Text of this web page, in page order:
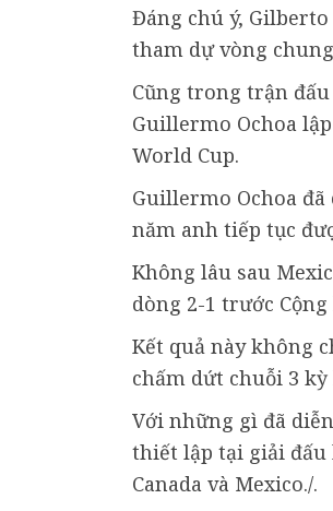
Đáng chú ý,
tham dự vòng
Cũng trong trận
Guillermo Ochoa
World Cup.
Guillermo Ochoa đã
năm anh tiếp tục
Không lâu sau
dòng 2-1 trước
Kết quả này không
chấm dứt chuỗi 3
Với những gì đã
thiết lập tại giải đấu
Canada và Mexico./.